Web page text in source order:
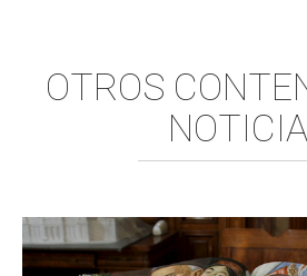
OTROS